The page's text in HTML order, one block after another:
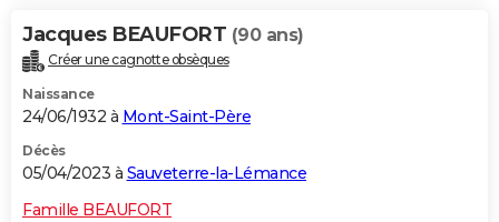
Jacques BEAUFORT (90 ans)
Créer une cagnotte obsèques
Naissance
24/06/1932 à Mont-Saint-Père
Décès
05/04/2023 à Sauveterre-la-Lémance
Famille BEAUFORT